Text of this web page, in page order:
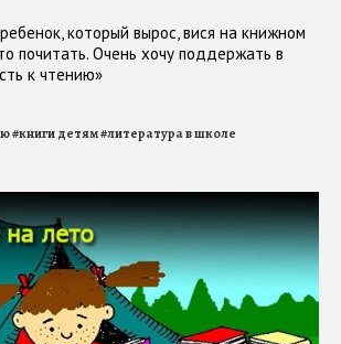
который вырос, вися на книжном
почитать. Очень хочу поддержать в
к чтению»
#книги детям#литература в школе